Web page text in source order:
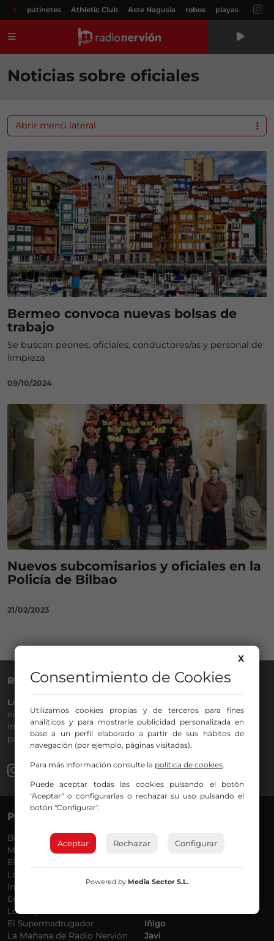
# patinetes Athletic Club Aste Nagusia robos playas
Noticias sobre oficiales
Bermeo convoca nuevas bolsas de
trabajo
Se buscan peones, oficiales, conductores/as y personal de
limpieza
09/10/2024
Nuevos subcomisarios y oficiales en la
Policía de Bilbao
21/02/2023
Abrir menú lateral
RADIO NERVIÓN
La Gran Familia
emisora de Bilbao para todos los públicos, con Más Música,
información a menos cinco, deportes, tráfico y la
participación de los oyentes.
PROGRAMAS
Bilbosport
Más Música
El Madrugador
Lo Más Nuevo
Informativos
En Ruta
Locos por la Música
El Supermadrugador
La Mañana de Radio Nervión
Belén Ollero
Eva Argote
Iñigo
Javi
X
Consentimiento de Cookies
Utilizamos cookies propias y de terceros para fines
analíticos y para mostrarle publicidad personalizada en
base a un perfil elaborado a partir de sus hábitos de
navegación (por ejemplo, páginas visitadas).
Para más información consulte la política de cookies.
Puede aceptar todas las cookies pulsando el botón
"Aceptar" o configurarlas o rechazar su uso pulsando el
botón "Configurar".
Aceptar Rechazar Configurar
Powered by Media Sector S.L.